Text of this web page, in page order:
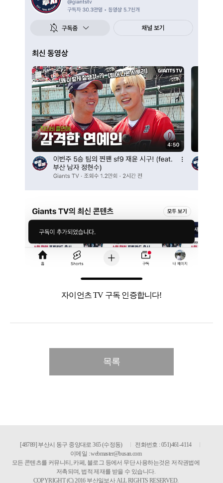
자이언츠 TV 구독 인증합니다!
목록
[48789] 부산시 동구 중앙대로 365 (수정동)
전화번호 : 051)461-4114
이메일 :webmaster@busan.com
모든 콘텐츠를 커뮤니티, 카페, 블로그 등에서 무단 사용하는것은 저작권법에
저촉되며, 법적 제재를 받을 수 있습니다.
COPYRIGHT (C) 2016 부산일보사 ALL RIGHTS RESERVED.